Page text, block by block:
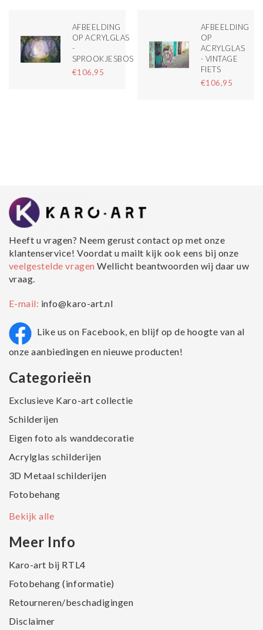
AFBEELDING
OP ACRYLGLAS
-
SPROOKJESBOS
€106,95
AFBEELDING
OP
ACRYLGLAS
- VINTAGE
FIETS
€106,95
Heeft u vragen? Neem gerust contact op met onze
klantenservice! Voordat u mailt kijk ook eens bij onze
veelgestelde vragenWellicht beantwoorden wij daar uw
vraag.
E-mail: info@karo-art.nl
Like us on Facebook, en blijf op de hoogte van al
onze aanbiedingen en nieuwe producten!
Categorieën
Exclusieve Karo-art collectie
Schilderijen
Eigen foto als wanddecoratie
Acrylglas schilderijen
3D Metaal schilderijen
Fotobehang
Bekijk alle
Meer Info
Karo-art bij RTL4
Fotobehang (informatie)
Retourneren/beschadigingen
Disclaimer